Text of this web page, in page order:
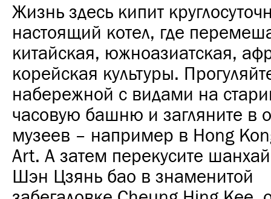
Жизнь здесь кипит
настоящий котел, где
китайская, южноазиатская,
корейская культуры.
набережной с видами на
часовую башню и загляните в
музеев – например в Hong
Art. А затем перекусите
Шэн Цзянь бао в знаменитой